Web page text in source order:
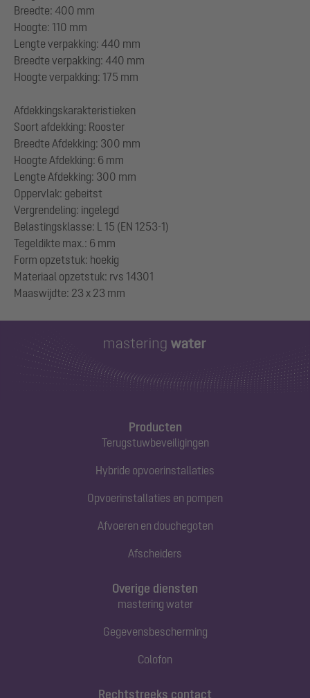
Breedte: 400 mm
Hoogte: 110 mm
Lengte verpakking: 440 mm
Breedte verpakking: 440 mm
Hoogte verpakking: 175 mm
Afdekkingskarakteristieken
Soort afdekking: Rooster
Breedte Afdekking: 300 mm
Hoogte Afdekking: 6 mm
Lengte Afdekking: 300 mm
Oppervlak: gebeitst
Vergrendeling: ingelegd
Belastingsklasse: L 15 (EN 1253-1)
Tegeldikte max.: 6 mm
Form opzetstuk: hoekig
Materiaal opzetstuk: rvs 14301
Producten
Terugstuwbeveiligingen
Hybride opvoerinstallaties
Opvoerinstallaties en pompen
Afvoeren en douchegoten
Afscheiders
Rechtstreeks contact
Overige diensten
mastering water
Gegevensbescherming
Colofon